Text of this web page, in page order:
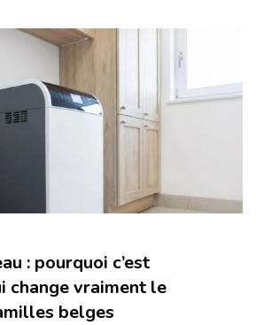
: pourquoi c’est
change vraiment le
belges